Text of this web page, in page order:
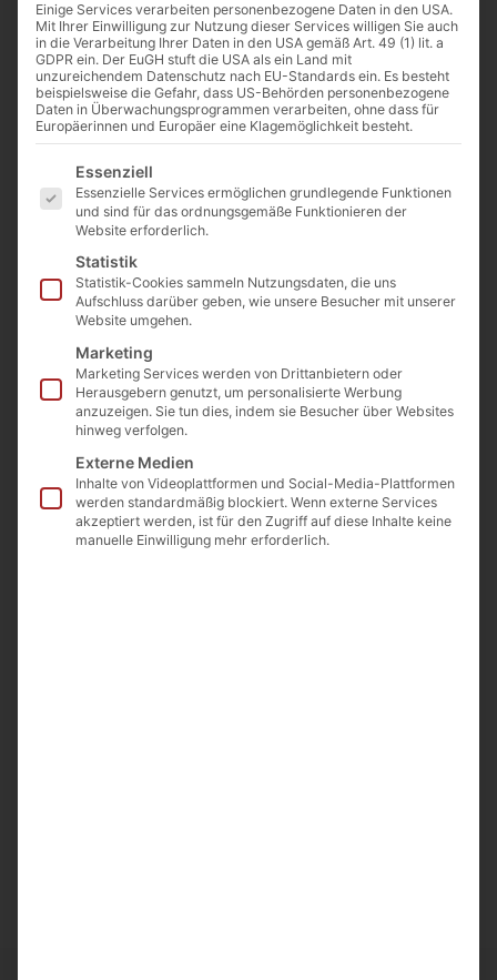
Sujuch Nuss-Stange 350g
Art. Nr.: GF 1001-1 Kategorie Getrocknete Früchte
12,90€ inkl. MwSt.
Enthält 7% MwSt. 7 % DE
(3,69€/ 100 g)
zzgl.Versand
Nicht vorrätig
In die Wunschliste
Einige Services verarbeiten personenbezogene Daten in den USA.
Mit Ihrer Einwilligung zur Nutzung dieser Services willigen Sie auch
in die Verarbeitung Ihrer Daten in den USA gemäß Art. 49 (1) lit. a
GDPR ein. Der EuGH stuft die USA als ein Land mit
unzureichendem Datenschutz nach EU-Standards ein. Es besteht
beispielsweise die Gefahr, dass US-Behörden personenbezogene
Daten in Überwachungsprogrammen verarbeiten, ohne dass für
Europäerinnen und Europäer eine Klagemöglichkeit besteht.
Es folgt eine Liste der Service-Gruppen, für die eine
Essenziell
Essenzielle Services ermöglichen grundlegende Funktionen
und sind für das ordnungsgemäße Funktionieren der
Website erforderlich.
Statistik
Statistik-Cookies sammeln Nutzungsdaten, die uns
Aufschluss darüber geben, wie unsere Besucher mit unserer
Website umgehen.
Marketing
Marketing Services werden von Drittanbietern oder
Herausgebern genutzt, um personalisierte Werbung
anzuzeigen. Sie tun dies, indem sie Besucher über Websites
hinweg verfolgen.
Externe Medien
Inhalte von Videoplattformen und Social-Media-Plattformen
werden standardmäßig blockiert. Wenn externe Services
akzeptiert werden, ist für den Zugriff auf diese Inhalte keine
manuelle Einwilligung mehr erforderlich.